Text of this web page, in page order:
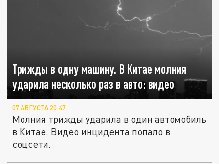
Трижды в одну машину. В Китае молния
ударила несколько раз в авто: видео
07 АВГУСТА 20:47
Молния трижды ударила в один автомобиль
в Китае. Видео инцидента попало в
соцсети.